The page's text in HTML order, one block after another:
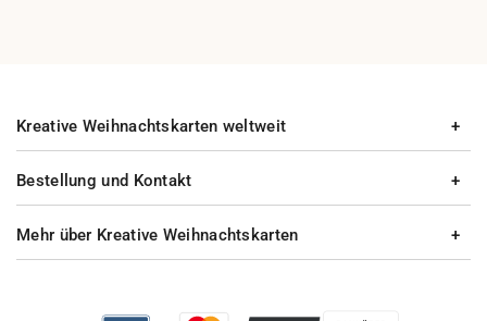
Bestellung und Kontakt
Mehr über Kreative Weihnachtskarten
Kreative Weihnachtskarten weltweit